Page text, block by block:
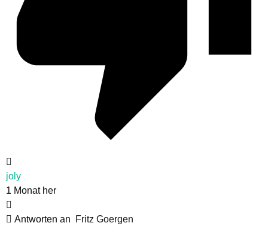
joly
1 Monat her
Antworten an
Fritz Goergen